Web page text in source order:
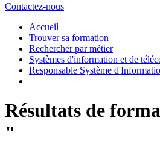
Contactez-nous
Accueil
Trouver sa formation
Rechercher par métier
Systèmes d'information et de
Responsable Système
Résultats de
"